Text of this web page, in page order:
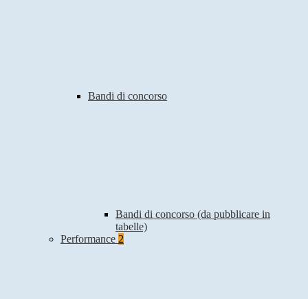
Bandi di concorso
Bandi di concorso (da pubblicare in
tabelle)
Performance 2